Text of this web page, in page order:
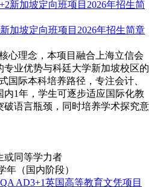
加坡定向班项目2026年招生简章
心理念，本项目融合上海立信会
业优势与科廷大学新加坡校区的
国际本科培养路径，专注会计、
1年，学生可逐步适应国际化教
语言瓶颈，同时培养学术探究意
或同等学力者
年（国内阶段）